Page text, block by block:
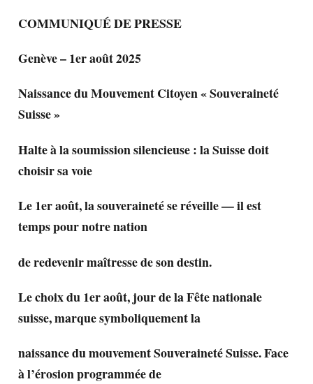
COMMUNIQUÉ DE PRESSE
Genève – 1er août 2025
Naissance du Mouvement Citoyen « Souveraineté
Suisse »
Halte à la soumission silencieuse : la Suisse doit
choisir sa voie
Le 1er août, la souveraineté se réveille — il est
temps pour notre nation
de redevenir maîtresse de son destin.
Le choix du 1er août, jour de la Fête nationale
suisse, marque symboliquement la
naissance du mouvement Souveraineté Suisse. Face
à l’érosion programmée de